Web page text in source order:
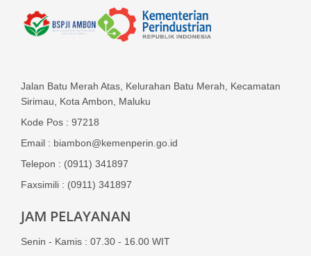
Jalan Batu Merah Atas, Kelurahan Batu Merah, Kecamatan
Sirimau, Kota Ambon, Maluku
Kode Pos : 97218
Email : biambon@kemenperin.go.id
Telepon : (0911) 341897
Faxsimili : (0911) 341897
JAM PELAYANAN
Senin - Kamis : 07.30 - 16.00 WIT